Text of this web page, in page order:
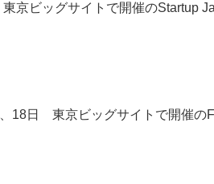
京ビッグサイトで開催のStartup
18日 東京ビッグサイトで開催の